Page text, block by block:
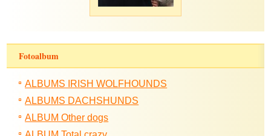
Fotoalbum
ALBUMS IRISH WOLFHOUNDS
ALBUMS DACHSHUNDS
ALBUM Other dogs